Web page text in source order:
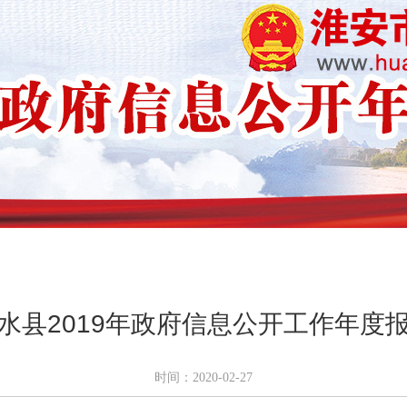
县2019年政府信息公开工作年度
时间：2020-02-27